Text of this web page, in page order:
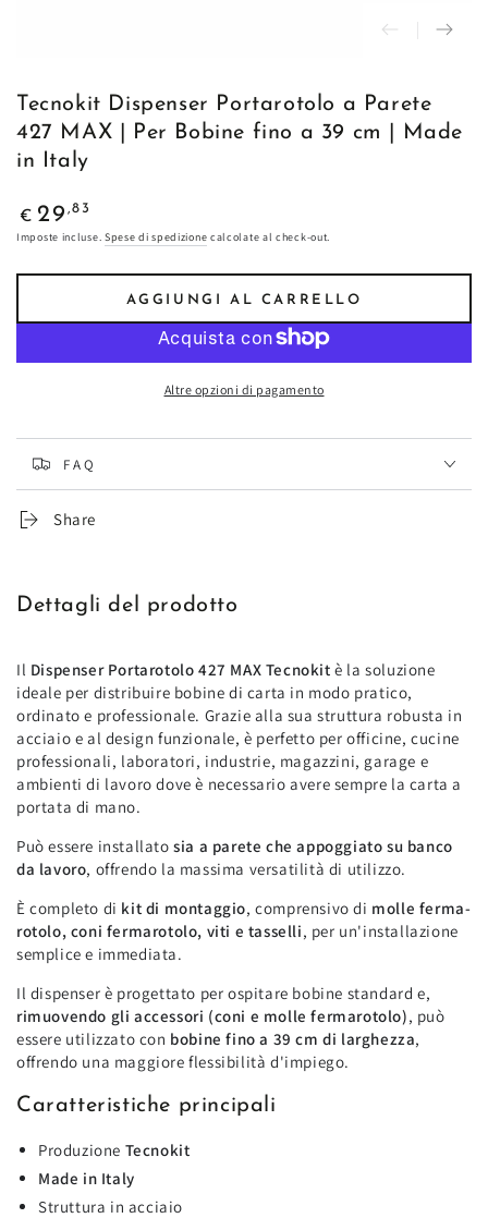
Tecnokit Dispenser Portarotolo a Parete
427 MAX | Per Bobine fino a 39 cm | Made
in Italy
Prezzo
regolare
€ 29 ,83
Imposte incluse. Spese di spedizione calcolate al check-out.
AGGIUNGI AL CARRELLO
Altre opzioni di pagamento
FAQ
Share
Dettagli del prodotto
Il Dispenser Portarotolo 427 MAX Tecnokit è la soluzione
ideale per distribuire bobine di carta in modo pratico,
ordinato e professionale. Grazie alla sua struttura robusta in
acciaio e al design funzionale, è perfetto per officine, cucine
professionali, laboratori, industrie, magazzini, garage e
ambienti di lavoro dove è necessario avere sempre la carta a
portata di mano.
Può essere installatosia a parete che appoggiato su banco
da lavoro, offrendo la massima versatilità di utilizzo.
È completo di kit di montaggio, comprensivo di molle ferma-
rotolo, coni fermarotolo, viti e tasselli, per un'installazione
semplice e immediata.
Il dispenser è progettato per ospitare bobine standard e,
rimuovendo gli accessori (coni e molle fermarotolo), può
essere utilizzato con bobine fino a 39 cm di larghezza,
offrendo una maggiore flessibilità d'impiego.
Caratteristiche principali
Produzione Tecnokit
Made in Italy
Struttura in acciaio